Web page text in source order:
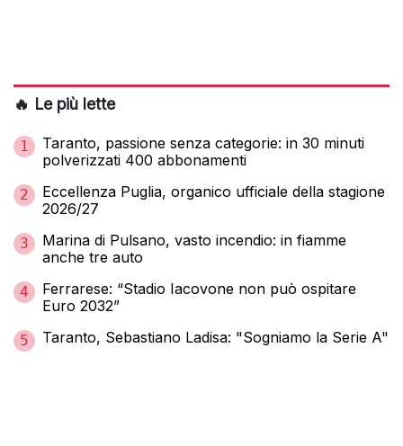
🔥 Le più lette
1
Taranto, passione senza categorie: in 30 minuti
polverizzati 400 abbonamenti
2
Eccellenza Puglia, organico ufficiale della stagione
2026/27
3
Marina di Pulsano, vasto incendio: in fiamme
anche tre auto
4
Ferrarese: “Stadio Iacovone non può ospitare
Euro 2032”
5 Taranto, Sebastiano Ladisa: "Sogniamo la Serie A"